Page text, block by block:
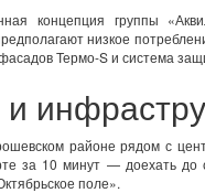
концепция группы
низкое
Термо-S и система
районе рядом с
за 10 минут — доехать
поле».